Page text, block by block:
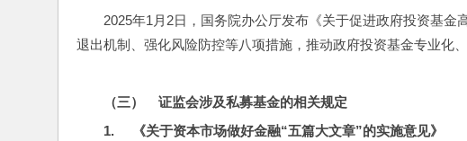
2025年1月2日，国务院办公厅发布《关于促进政府投资基
退出机制、强化风险防控等八项措施，推动政府投资基金专业化、
（三） 证监会涉及私募基金的相关规定
1.
《关于资本市场做好金融“五篇大文章”的实施意见》